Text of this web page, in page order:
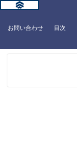
お問い合わせ 目次